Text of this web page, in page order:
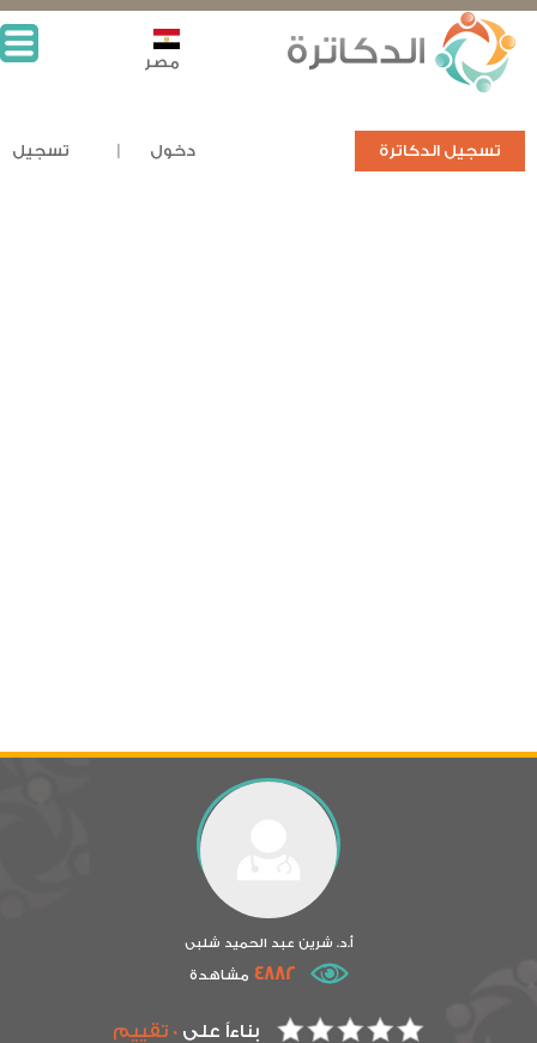
تسجيل الدكاترة دخول تسجيل
مصر
أ.د. شرين عبد الحميد شلبى
4882 مشاهدة
بناءاً على0 تقييم